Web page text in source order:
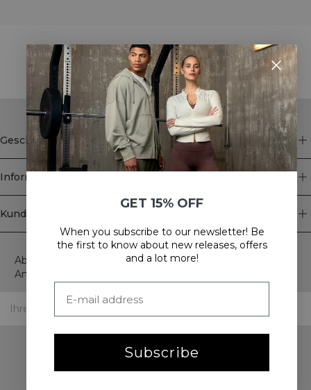
STYLE WITH
Geschäft
Information
Kundendienst
Newsletter
Abonnieren Sie unseren Newsletter! Erhalten Sie exklusive
Angebote, unsere neuesten Nachrichten und vieles mehr.
GET 15% OFF
When you subscribe to our newsletter! Be
the first to know about new releases, offers
and a lot more!
Subscribe